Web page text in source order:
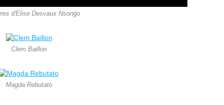
d'Elise Desvaux Nsongo
Clem Baillon
Magda Rebutato